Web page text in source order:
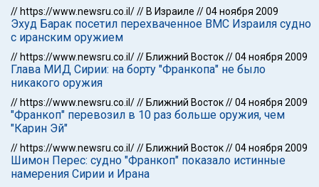
// https://www.newsru.co.il/// В Израиле //04 ноября 2009
Эхуд Барак посетил перехваченное ВМС Израиля судно
с иранским оружием
// https://www.newsru.co.il/// Ближний Восток//04 ноября 2009
Глава МИД Сирии: на борту "Франкопа" не было
никакого оружия
// https://www.newsru.co.il/// Ближний Восток//04 ноября 2009
"Франкоп" перевозил в 10 раз больше оружия, чем
"Карин Эй"
// https://www.newsru.co.il/// Ближний Восток//04 ноября 2009
Шимон Перес: судно "Франкоп" показало истинные
намерения Сирии и Ирана